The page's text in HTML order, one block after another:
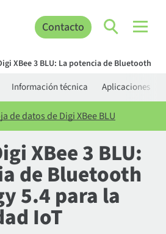
Contacto
XBee 3 BLU: La potencia de Bluetooth
Información técnica Aplicaciones
de datos de Digi XBee BLU
XBee 3 BLU:
de Bluetooth
5.4 para la
IoT